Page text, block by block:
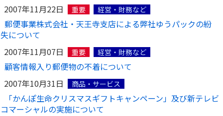
お客さまに関する情報等の確認の取り組み
各種サービス・お知らせ
かんぽプラチナライフサービス
ご契約手続きの流れ
保険料のお払込方法
保険用語集
お問い合わせ
かんぽアプリ～かんぽの健康と安心を手のひらに～
かんぽブランド
かんぽ生命のサステナビリティ
2007年11月22日
重要 経営・財務など
郵便事業株式会社・天王寺支店による弊社ゆうパックの紛
失について
2007年11月07日
重要 経営・財務など
顧客情報入り郵便物の不着について
2007年10月31日
商品・サービス
「かんぽ生命クリスマスギフトキャンペーン」及び新テレビ
コマーシャルの実施について